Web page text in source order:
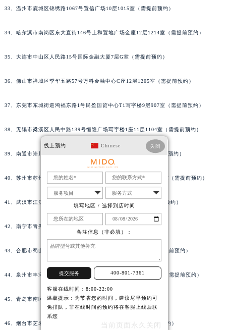
33、温州市鹿城区锦绣路1067号置信广场10层1015室（需提前预约）
34、哈尔滨市南岗区东大直街146号上和置地广场金座12层1214室（需提前预约）
35、大连市中山区人民路15号国际金融大厦7层G室（需提前预约）
36、佛山市禅城区季华五路57号万科金融中心C座12层1205室（需提前预约）
37、东莞市东城街道鸿福东路1号民盈国贸中心T1写字楼9层907室（需提前预约）
38、无锡市梁溪区人民中路139号恒隆广场写字楼1座11层1104室（需提前预约）
39、南通市崇川区工农路57号圆融广场写字楼16层1603室（需提前预约）
40、苏州市苏州工业园区星港街199号苏州中心办公楼C座22层08室（需提前预约）
41、武汉市江汉区解放大道686号世界贸易大厦38层09室（需提前预约）
42、南宁市青秀区金湖路59号地王大厦12楼1224室（需提前预约）
43、合肥市蜀山区潜山路111号万象城华润大厦B座12楼03室（需提前预约）
44、泉州市丰泽区宝洲路729号浦西万达中心写字楼A座7楼709室（需提前预约）
45、青岛市南区山东路6号华润大厦B座22层04室（需提前预约）
46、烟台市芝罘区胜利路139号万达金融中心A座907室（需提前预约）
线上预约 Chinese 关闭
填写地区 / 选择到店时间
备注信息（非必填）：
提交服务 400-801-7361
客服在线时间：8:00-22:00
温馨提示：为节省您的时间，建议尽早预约可
免排队，非在线时间的预约将在客服上线后联
系您
当前页面永久关闭